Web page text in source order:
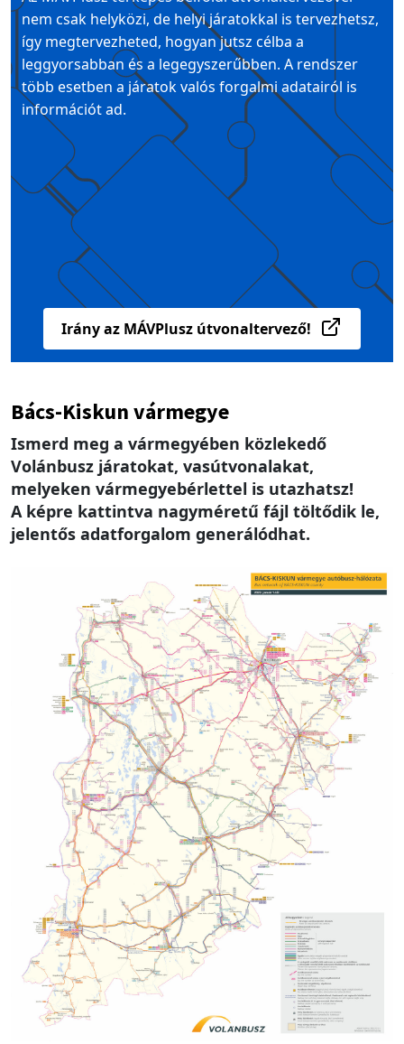
nem csak helyközi, de helyi járatokkal is tervezhetsz,
így megtervezheted, hogyan jutsz célba a
leggyorsabban és a legegyszerűbben. A rendszer
több esetben a járatok valós forgalmi adatairól is
információt ad.
Irány az MÁVPlusz útvonaltervező!
Bács-Kiskun vármegye
Ismerd meg a vármegyében közlekedő
Volánbusz járatokat, vasútvonalakat,
melyeken vármegyebérlettel is utazhatsz!
A képre kattintva nagyméretű fájl töltődik le,
jelentős adatforgalom generálódhat.